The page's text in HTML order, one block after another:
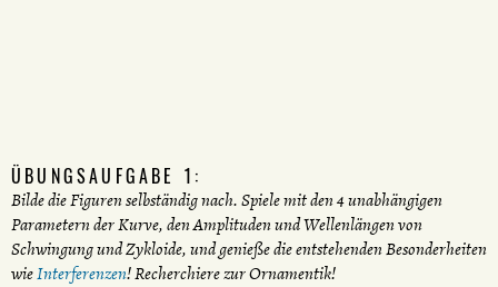
ÜBUNGSAUFGABE 1:
Bilde die Figuren selbständig nach. Spiele mit den 4 unabhängigen
Parametern der Kurve, den Amplituden und Wellenlängen von
Schwingung und Zykloide, und genieße die entstehenden Besonderheiten
wieInterferenzen! Recherchiere zur Ornamentik!